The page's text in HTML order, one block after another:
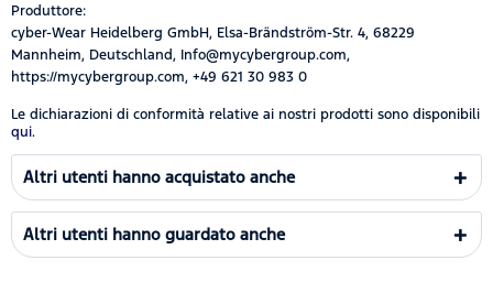
Produttore:
cyber-Wear Heidelberg GmbH, Elsa-Brändström-Str. 4, 68229
Mannheim, Deutschland, Info@mycybergroup.com,
https://mycybergroup.com, +49 621 30 983 0
Le dichiarazioni di conformità relative ai nostri prodotti sono disponibili
qui.
Altri utenti hanno acquistato anche
Altri utenti hanno guardato anche